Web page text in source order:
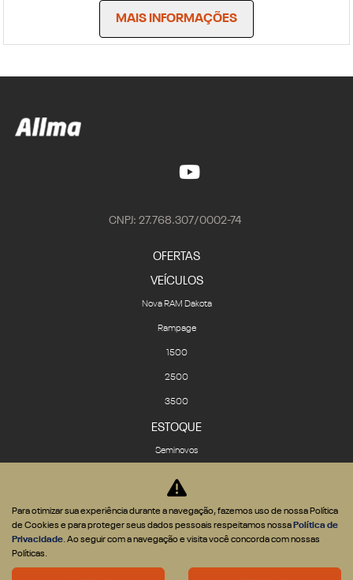
MAIS INFORMAÇÕES
CNPJ: 27.768.307/0002-74
OFERTAS
VEÍCULOS
Nova RAM Dakota
Rampage
1500
2500
3500
ESTOQUE
Seminovos
VENDAS DIRETAS
CNPJ e Microempresário
Produtor Rural
Para otimizar sua experiência durante a navegação, fazemos uso de nossa Política
de Cookies e para proteger seus dados pessoais respeitamos nossa Política de
Privacidade. Ao seguir com a navegação e visita você concorda com nossas
Políticas.